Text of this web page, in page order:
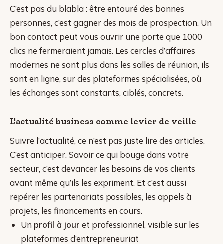
C’est pas du blabla : être entouré des bonnes
personnes, c’est gagner des mois de prospection. Un
bon contact peut vous ouvrir une porte que 1000
clics ne fermeraient jamais. Les cercles d’affaires
modernes ne sont plus dans les salles de réunion, ils
sont en ligne, sur des plateformes spécialisées, où
les échanges sont constants, ciblés, concrets.
L'actualité business comme levier de veille
Suivre l’actualité, ce n’est pas juste lire des articles.
C’est anticiper. Savoir ce qui bouge dans votre
secteur, c’est devancer les besoins de vos clients
avant même qu’ils les expriment. Et c’est aussi
repérer les partenariats possibles, les appels à
projets, les financements en cours.
Un profil à jour et professionnel, visible sur les
plateformes d’entrepreneuriat